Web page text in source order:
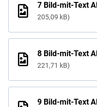
7 Bild-mit-Text
205,09 kB
8 Bild-mit-Text
221,71 kB
9 Bild-mit-Text